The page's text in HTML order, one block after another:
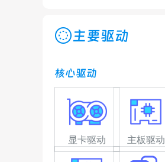
主要驱动
核心驱动
显卡驱动 主板驱动